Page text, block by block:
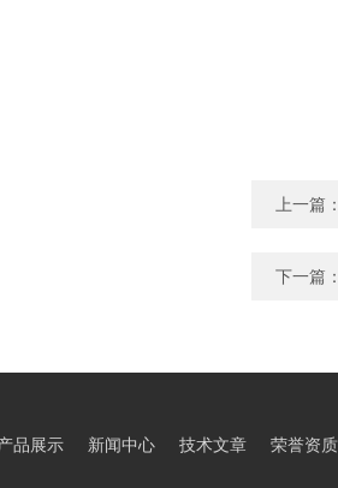
上一篇
下一篇
品展示 新闻中心 技术文章 荣誉资质